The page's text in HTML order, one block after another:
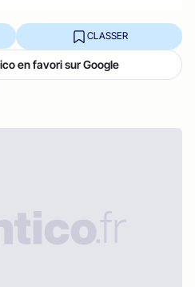
CLASSER
en favori sur Google